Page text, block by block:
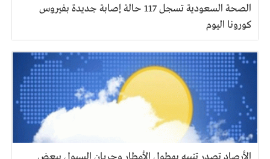
الصحة السعودية تسجل 117 حالة إصابة جديدة بفيروس
كورونا اليوم